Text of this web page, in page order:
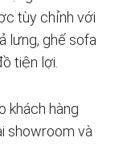
tùy chỉnh với
lưng, ghế sofa
tiện lợi.
khách hàng
showroom và